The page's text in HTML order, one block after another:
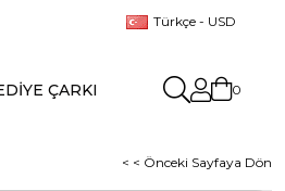
Türkçe - USD
ÇARKI 0
< < Önceki Sayfaya Dön